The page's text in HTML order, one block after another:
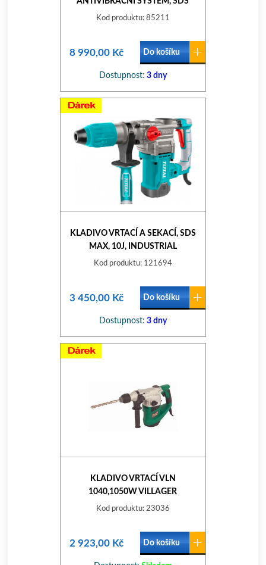
MAX, 14J
Kod produktu: 85211
8 990,00 Kč Do košíku
Dostupnost: 3 dny
KLADIVO VRTACÍ A SEKACÍ, SDS
MAX, 10J, INDUSTRIAL
Kod produktu: 121694
3 450,00 Kč Do košíku
Dostupnost: 3 dny
KLADIVO VRTACÍ VLN
1040,1050W VILLAGER
Kod produktu: 23036
2 923,00 Kč Do košíku